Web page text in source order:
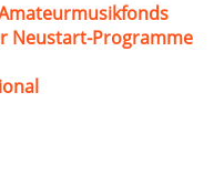
Neustart-Programme